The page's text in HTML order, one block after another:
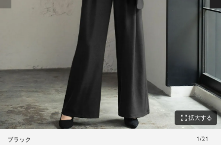
zoom_out_map 拡大する
ブラック 1/21